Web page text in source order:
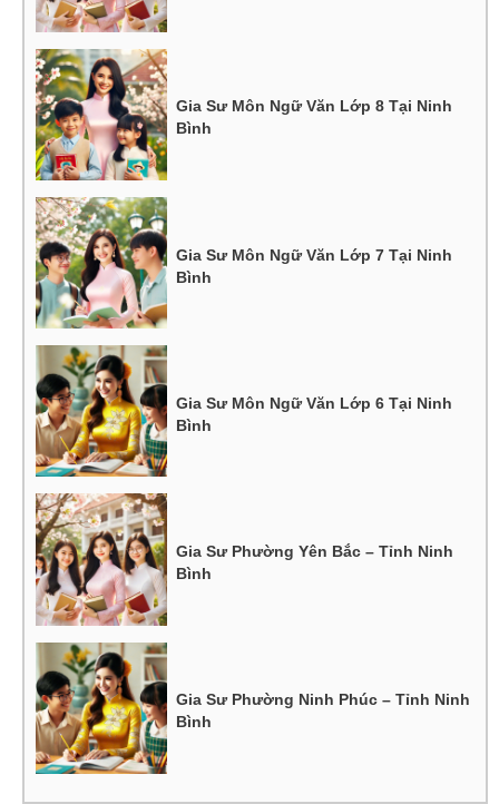
Gia Sư Môn Ngữ Văn Lớp 8 Tại Ninh
Bình
Gia Sư Môn Ngữ Văn Lớp 7 Tại Ninh
Bình
Gia Sư Môn Ngữ Văn Lớp 6 Tại Ninh
Bình
Gia Sư Phường Yên Bắc – Tỉnh Ninh
Bình
Gia Sư Phường Ninh Phúc – Tỉnh Ninh
Bình